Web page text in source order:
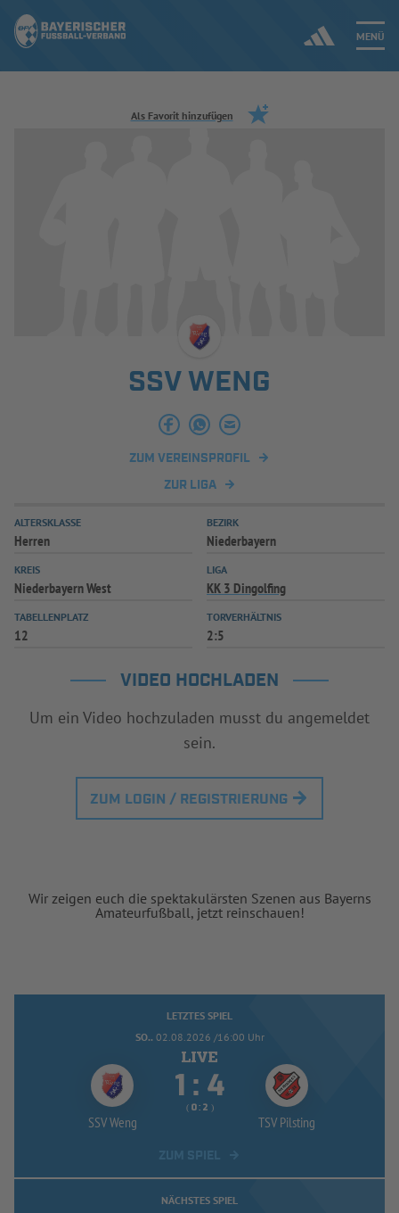
MENÜ
Jetzt einloggen
INFOTHEK SPIELPLUS
Als Favorit hinzufügen
SSV WENG
ZUM VEREINSPROFIL
ZUR LIGA
ALTERSKLASSE
Herren
BEZIRK
Niederbayern
KREIS
Niederbayern West
LIGA
KK 3 Dingolfing
TABELLENPLATZ
12
TORVERHÄLTNIS
2:5
VIDEO HOCHLADEN
Um ein Video hochzuladen musst du angemeldet
sein.
ZUM LOGIN / REGISTRIERUNG
Wir zeigen euch die spektakulärsten Szenen aus Bayerns
Amateurfußball, jetzt reinschauen!
LETZTES SPIEL
SO.. 02.08.2026 /16:00 Uhr
SSV Weng
 : 
( :  )
TSV Pilsting
NÄCHSTES SPIEL